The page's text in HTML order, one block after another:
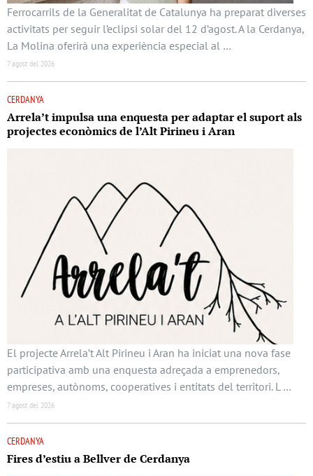
Ferrocarrils de la Generalitat de Catalunya ha preparat diverses
activitats per seguir l’eclipsi solar del 12 d’agost. A la Cerdanya,
La Molina oferirà una experiència especial al …
7 agost del 2026
CERDANYA
Arrela’t impulsa una enquesta per adaptar el suport als
projectes econòmics de l’Alt Pirineu i Aran
El projecte Arrela’t Alt Pirineu i Aran ha iniciat una nova fase
participativa amb una enquesta adreçada a emprenedors,
empreses, autònoms, cooperatives i entitats del territori. L …
7 agost del 2026
CERDANYA
Fires d’estiu a Bellver de Cerdanya